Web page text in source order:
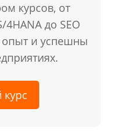
курсов, от
до SEO
опыт и успешны
курс